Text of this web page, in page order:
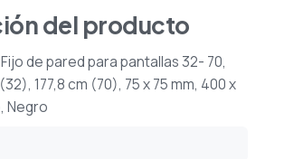
del producto
de pared para pantallas 32- 70,
177,8 cm (70), 75 x 75 mm, 400 x
Negro